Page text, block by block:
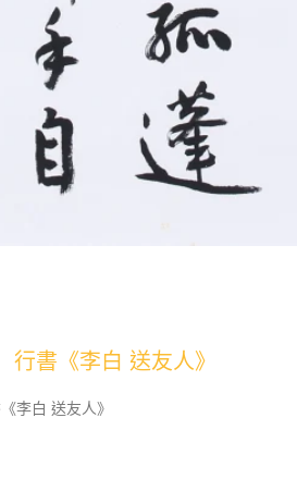
行書《李白 送友人》
李白 送友人》